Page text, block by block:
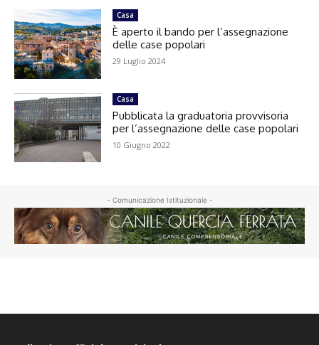
Casa
È aperto il bando per l’assegnazione
delle case popolari
29 Luglio 2024
Casa
Pubblicata la graduatoria provvisoria
per l’assegnazione delle case popolari
10 Giugno 2022
- Comunicazione Istituzionale -